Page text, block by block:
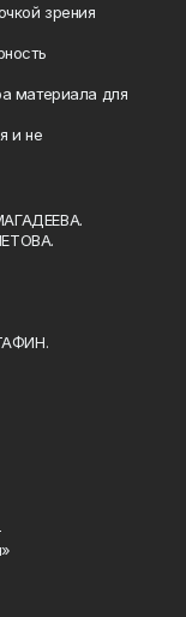
зрения
материала для
и не